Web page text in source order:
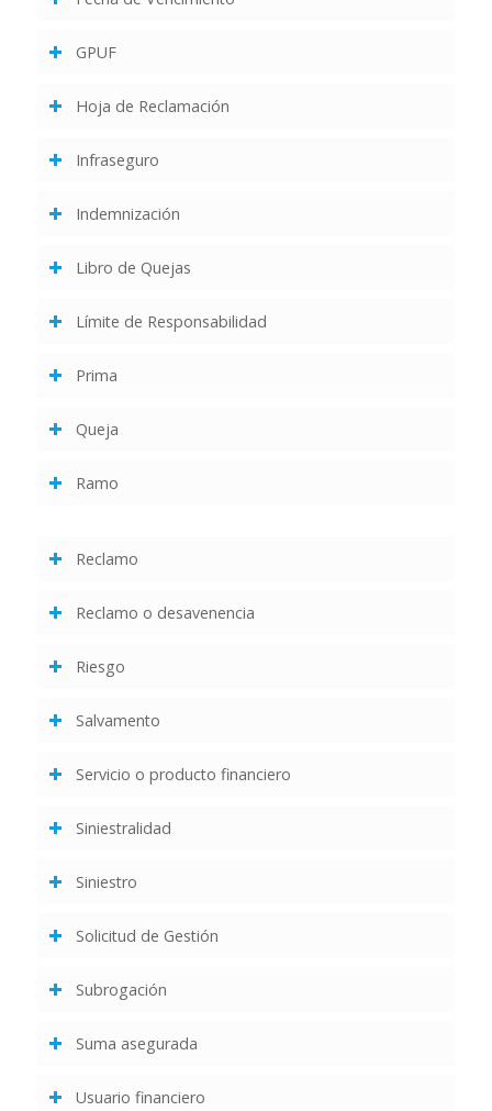
GPUF
Hoja de Reclamación
Infraseguro
Indemnización
Libro de Quejas
Límite de Responsabilidad
Prima
Queja
Ramo
Reclamo
Reclamo o desavenencia
Riesgo
Salvamento
Servicio o producto financiero
Siniestralidad
Siniestro
Solicitud de Gestión
Subrogación
Suma asegurada
Usuario financiero